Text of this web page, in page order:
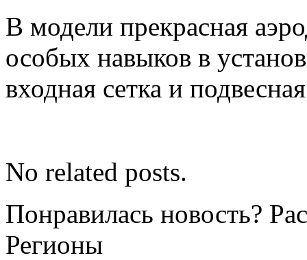
В модели прекрасная
особых навыков в
входная сетка и
No related posts.
Понравилась новость?
Регионы